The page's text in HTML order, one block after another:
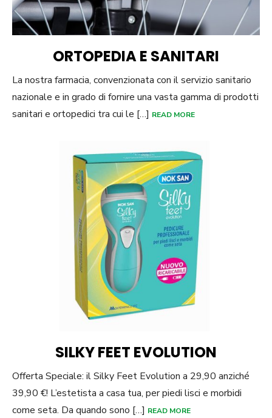
ORTOPEDIA E SANITARI
La nostra farmacia, convenzionata con il servizio sanitario
nazionale e in grado di fornire una vasta gamma di prodotti
sanitari e ortopedici tra cui le […] READ MORE
SILKY FEET EVOLUTION
Offerta Speciale: il Silky Feet Evolution a 29,90 anziché
39,90 €! L’estetista a casa tua, per piedi lisci e morbidi
come seta. Da quando sono […] READ MORE